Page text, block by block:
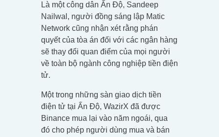
Là một công dân Ấn Độ, Sandeep
Nailwal, người đồng sáng lập Matic
Network cũng nhận xét rằng phán
quyết của tòa án đối với các ngân hàng
sẽ thay đổi quan điểm của mọi người
về toàn bộ ngành công nghiệp tiền điện
tử.
Một trong những sàn giao dịch tiền
điện tử tại Ấn Độ, WazirX đã được
Binance mua lại vào năm ngoái, qua
đó cho phép người dùng mua và bán